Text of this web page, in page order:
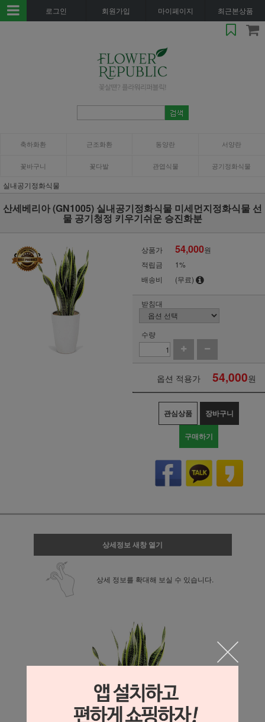
로그인 회원가입 마이페이지 최근본상품
축하화환 근조화환 동양란 서양란
꽃바구니 꽃다발 관엽식물 공기정화식물
실내공기정화식물
산세베리아 (GN1005) 실내공기정화식물 미세먼지정화식물 선
물 공기청정 키우기쉬운 승진화분
상품가 54,000원
적립금
1%
배송비
(무료)
받침대
수량
옵션 적용가 54,000원
관심상품 장바구니
구매하기
상세정보 새창 열기
상세 정보를 확대해 보실 수 있습니다.